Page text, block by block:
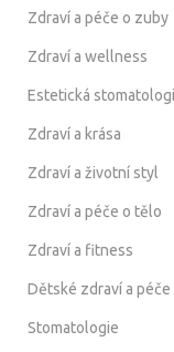
Zdraví a péče o zuby
Zdraví a wellness
Estetická
Zdraví a krása
Zdraví a životní styl
Zdraví a péče o tělo
Zdraví a fitness
Dětské zdraví a péče
Stomatologie